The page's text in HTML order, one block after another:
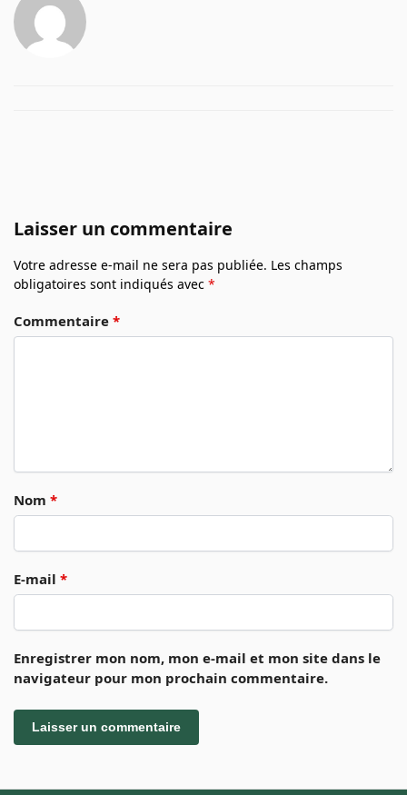
Laisser un commentaire
Votre adresse e-mail ne sera pas publiée. Les champs
obligatoires sont indiqués avec *
Commentaire *
Nom *
E-mail *
Enregistrer mon nom, mon e-mail et mon site dans le
navigateur pour mon prochain commentaire.